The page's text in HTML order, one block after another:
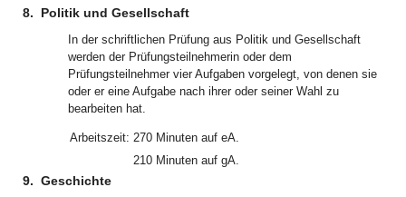
8. Politik und Gesellschaft
In der schriftlichen Prüfung aus Politik und Gesellschaft
werden der Prüfungsteilnehmerin oder dem
Prüfungsteilnehmer vier Aufgaben vorgelegt, von denen sie
oder er eine Aufgabe nach ihrer oder seiner Wahl zu
bearbeiten hat.
Arbeitszeit: 270 Minuten auf eA.
210 Minuten auf gA.
9. Geschichte